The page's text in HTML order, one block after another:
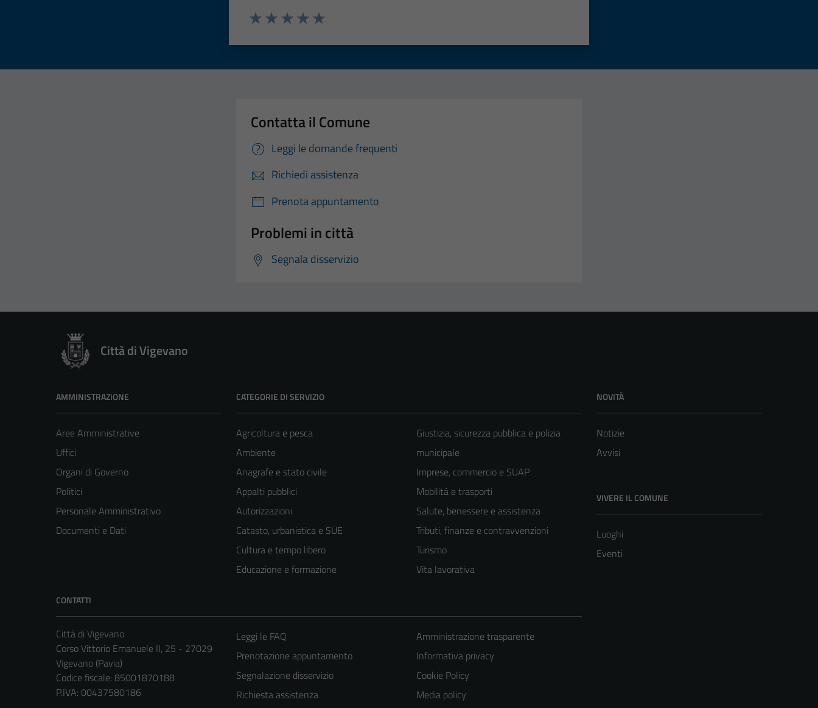
Contatta il Comune
Leggi le domande frequenti
Richiedi assistenza
Prenota appuntamento
Problemi in città
Segnala disservizio
Città di Vigevano
AMMINISTRAZIONE
Aree Amministrative
Uffici
Organi di Governo
Politici
Personale Amministrativo
Documenti e Dati
CATEGORIE DI SERVIZIO
Agricoltura e pesca
Ambiente
Anagrafe e stato civile
Appalti pubblici
Autorizzazioni
Catasto, urbanistica e SUE
Cultura e tempo libero
Educazione e formazione
Giustizia, sicurezza pubblica e polizia
municipale
Imprese, commercio e SUAP
Mobilità e trasporti
Salute, benessere e assistenza
Tributi, finanze e contravvenzioni
Turismo
Vita lavorativa
NOVITÀ
Notizie
Avvisi
VIVERE IL COMUNE
Luoghi
Eventi
CONTATTI
Città di Vigevano
Corso Vittorio Emanuele II, 25 - 27029
Vigevano (Pavia)
Codice fiscale: 85001870188
P.IVA: 00437580186
Leggi le FAQ
Prenotazione appuntamento
Segnalazione disservizio
Richiesta assistenza
Amministrazione trasparente
Informativa privacy
Cookie Policy
Media policy
Tecnici
Questi cookie
sono necessari
per il